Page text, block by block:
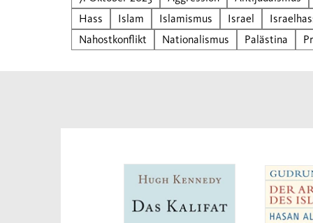
den
Hass
Islam Islamismus Israel
Nahostkonflikt
Nationalismus Palästina